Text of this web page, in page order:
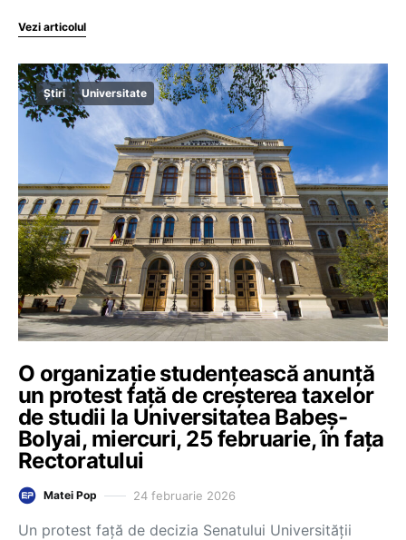
Vezi articolul
Știri Universitate
O organizație studențească anunță
un protest față de creșterea taxelor
de studii la Universitatea Babeș-
Bolyai, miercuri, 25 februarie, în fața
Rectoratului
Matei Pop 24 februarie 2026
Un protest față de decizia Senatului Universității